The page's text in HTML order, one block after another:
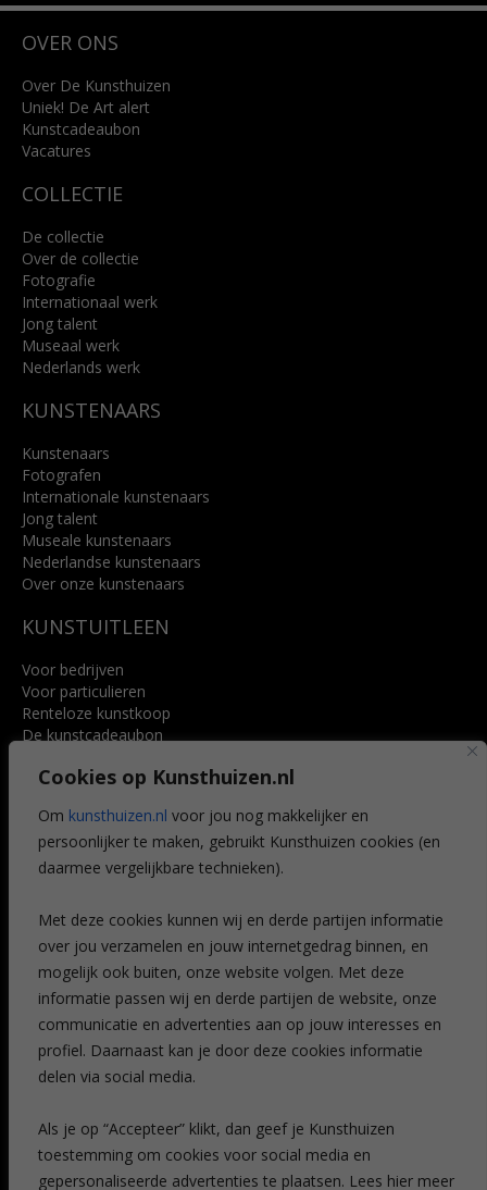
Cookies op Kunsthuizen.nl
Om kunsthuizen.nl voor jou nog makkelijker en
persoonlijker te maken, gebruikt Kunsthuizen cookies (en
daarmee vergelijkbare technieken).
Met deze cookies kunnen wij en derde partijen informatie
over jou verzamelen en jouw internetgedrag binnen, en
mogelijk ook buiten, onze website volgen. Met deze
informatie passen wij en derde partijen de website, onze
communicatie en advertenties aan op jouw interesses en
profiel. Daarnaast kan je door deze cookies informatie
delen via social media.
Als je op “Accepteer” klikt, dan geef je Kunsthuizen
toestemming om cookies voor social media en
gepersonaliseerde advertenties te plaatsen. Lees hier meer
4818 SB Breda
info@kunsthuisbreda.nl
Lees meer
OVER ONS
Over De Kunsthuizen
Uniek! De Art alert
Kunstcadeaubon
Vacatures
COLLECTIE
De collectie
Over de collectie
Fotografie
Internationaal werk
Jong talent
Museaal werk
Nederlands werk
KUNSTENAARS
Kunstenaars
Fotografen
Internationale kunstenaars
Jong talent
Museale kunstenaars
Nederlandse kunstenaars
Over onze kunstenaars
KUNSTUITLEEN
Voor bedrijven
Voor particulieren
Renteloze kunstkoop
De kunstcadeaubon
Voordelen
Veelgestelde vragen
CONTACT
Leiden
Amsterdam
Breda
Favorieten
Mijn art alert
NIEUWSBRIEF